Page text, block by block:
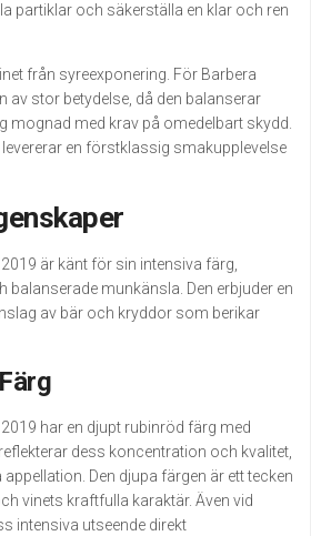
partiklar och säkerställa en klar och ren
från syreexponering. För Barbera
av stor betydelse, då den balanserar
mognad med krav på omedelbart skydd.
en förstklassig smakupplevelse
är känt för sin intensiva färg,
munkänsla. Den erbjuder en
av bär och kryddor som berikar
har en djupt rubinröd färg med
dess koncentration och kvalitet,
Den djupa färgen är ett tecken
vinets kraftfulla karaktär. Även vid
intensiva utseende direkt